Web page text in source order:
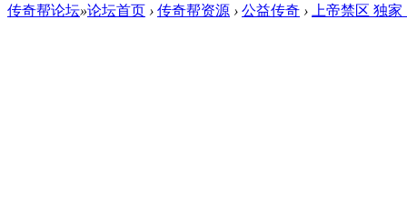
传奇帮论坛»论坛首页 › 传奇帮资源 › 公益传奇 › 上帝禁区 独